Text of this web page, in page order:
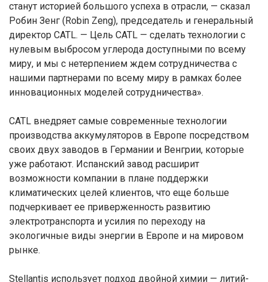
станут историей большого успеха в отрасли, — сказал
Робин Зенг (Robin Zeng), председатель и генеральный
директор CATL. — Цель CATL — сделать технологии с
нулевым выбросом углерода доступными по всему
миру, и мы с нетерпением ждем сотрудничества с
нашими партнерами по всему миру в рамках более
инновационных моделей сотрудничества».
CATL внедряет самые современные технологии
производства аккумуляторов в Европе посредством
своих двух заводов в Германии и Венгрии, которые
уже работают. Испанский завод расширит
возможности компании в плане поддержки
климатических целей клиентов, что еще больше
подчеркивает ее приверженность развитию
электротранспорта и усилия по переходу на
экологичные виды энергии в Европе и на мировом
рынке.
Stellantis использует подход двойной химии — литий-